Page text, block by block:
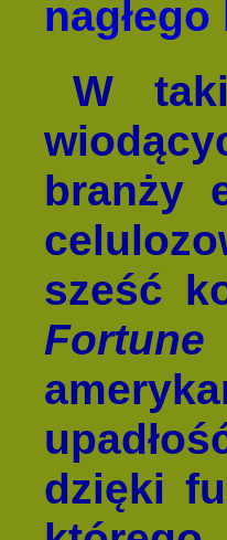
W
branży
sześć
Fortune
dzięki